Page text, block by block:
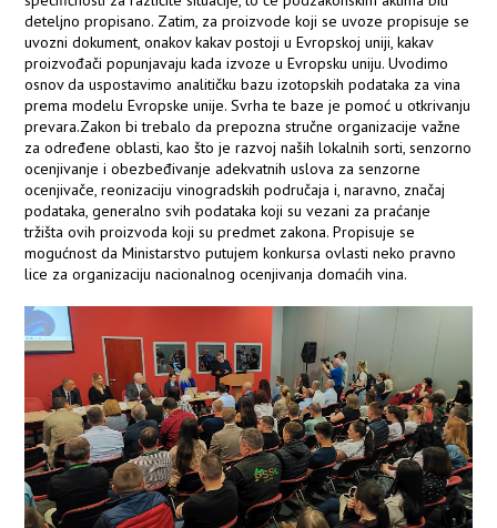
deteljno propisano. Zatim, za proizvode koji se uvoze propisuje se
uvozni dokument, onakov kakav postoji u Evropskoj uniji, kakav
proizvođači popunjavaju kada izvoze u Evropsku uniju. Uvodimo
osnov da uspostavimo analitičku bazu izotopskih podataka za vina
prema modelu Evropske unije. Svrha te baze je pomoć u otkrivanju
prevara.Zakon bi trebalo da prepozna stručne organizacije važne
za određene oblasti, kao što je razvoj naših lokalnih sorti, senzorno
ocenjivanje i obezbeđivanje adekvatnih uslova za senzorne
ocenjivače, reonizaciju vinogradskih područaja i, naravno, značaj
podataka, generalno svih podataka koji su vezani za praćanje
tržišta ovih proizvoda koji su predmet zakona. Propisuje se
mogućnost da Ministarstvo putujem konkursa ovlasti neko pravno
lice za organizaciju nacionalnog ocenjivanja domaćih vina.